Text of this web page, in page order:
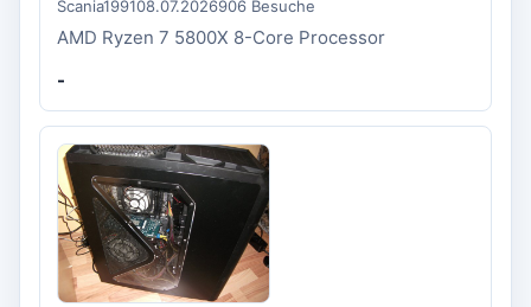
Scania199108.07.2026906 Besuche
AMD Ryzen 7 5800X 8-Core Processor
-